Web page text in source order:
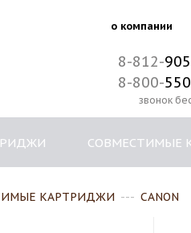
о компании
8-812-
8-800-
звонок
СОВМЕСТИМЫЕ
КАРТРИДЖИ --- CANON